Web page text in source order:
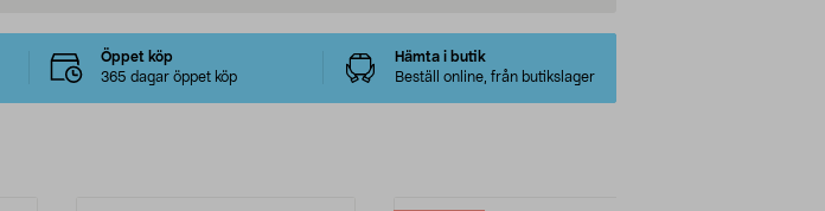
Öppet köp
365 dagar öppet köp
Hämta i butik
Beställ online, från butikslager